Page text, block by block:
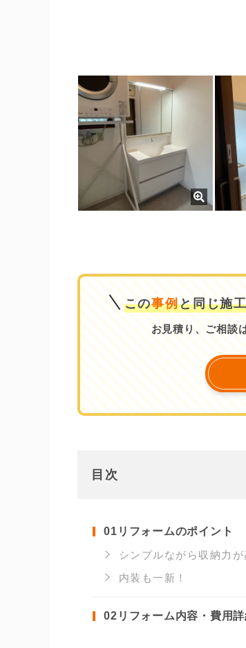
この事例と同じ施
お見積り、ご相談
目次
01 リフォームのポイント
シンプルながら収納力が
内装も一新！
02 リフォーム内容・費用詳